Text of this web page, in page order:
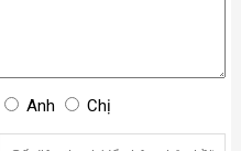
Anh Chị